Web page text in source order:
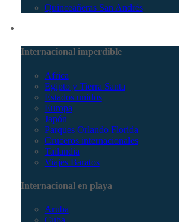
Quinceañeras San Andrés
Internacional imperdible
Africa
Egipto y Tierra Santa
Estados unidos
Europa
Japón
Parques Orlando Florida
Cruceros internacionales
Tailandia
Viajes Baratos
Internacional en playa
Aruba